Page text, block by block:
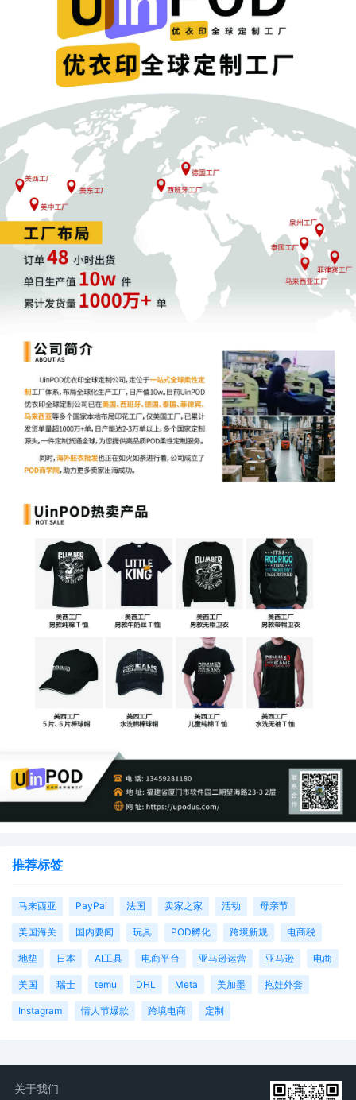
推荐标签
马来西亚 PayPal 法国 卖家之家 活动 母亲节
美国海关 国内要闻 玩具 POD孵化 跨境新规 电商税
地垫 日本 AI工具 电商平台 亚马逊运营 亚马逊 电商
美国 瑞士 temu DHL Meta 美加墨 抱娃外套
Instagram 情人节爆款 跨境电商 定制
关于我们